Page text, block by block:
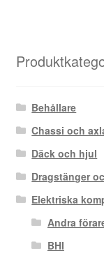
Behållare
Chassi och
Däck och hjul
Dragstänger
Elektriska
Andra
BHI